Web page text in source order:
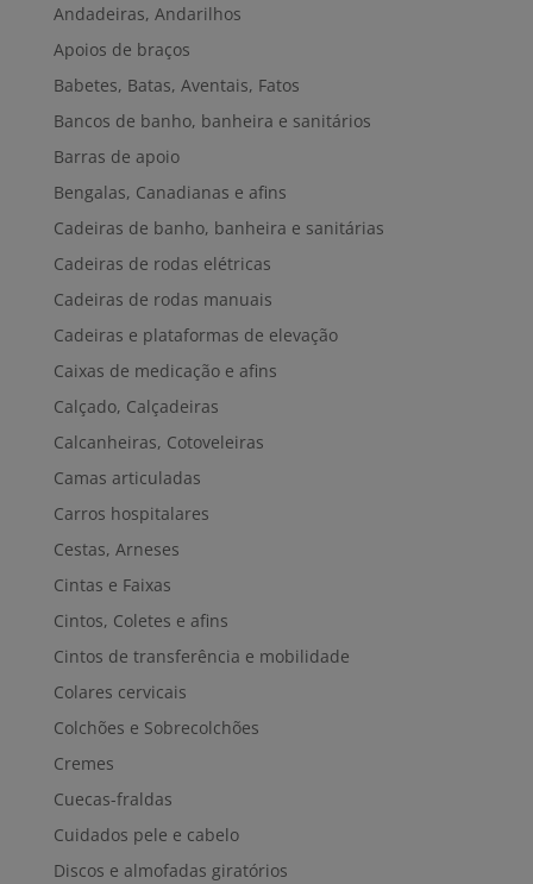
Andadeiras, Andarilhos
Apoios de braços
Babetes, Batas, Aventais, Fatos
Bancos de banho, banheira e sanitários
Barras de apoio
Bengalas, Canadianas e afins
Cadeiras de banho, banheira e sanitárias
Cadeiras de rodas elétricas
Cadeiras de rodas manuais
Cadeiras e plataformas de elevação
Caixas de medicação e afins
Calçado, Calçadeiras
Calcanheiras, Cotoveleiras
Camas articuladas
Carros hospitalares
Cestas, Arneses
Cintas e Faixas
Cintos, Coletes e afins
Cintos de transferência e mobilidade
Colares cervicais
Colchões e Sobrecolchões
Cremes
Cuecas-fraldas
Cuidados pele e cabelo
Discos e almofadas giratórios